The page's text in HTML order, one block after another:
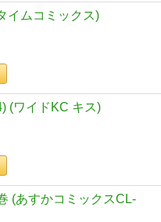
イムコミックス)
(ワイドKC キス)
(あすかコミックスCL-